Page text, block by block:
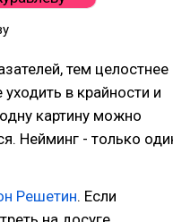
тем целостнее
в крайности и
картину можно
Нейминг - только
Решетин. Если